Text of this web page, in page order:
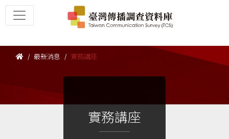
最新消息 實務講座
實務講座